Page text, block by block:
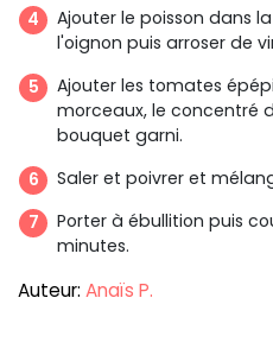
Ajouter le poisson dans
l'oignon puis arroser de
Ajouter les tomates
morceaux, le concentré
bouquet garni.
Saler et poivrer et
Porter à ébullition puis
minutes.
Auteur: Anaïs P.